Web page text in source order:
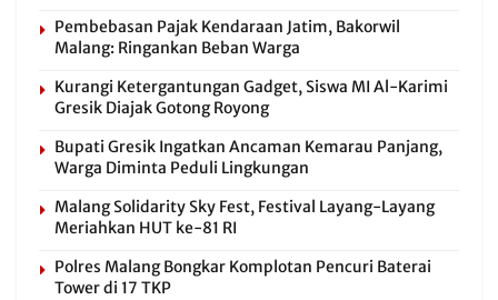
Pembebasan Pajak Kendaraan Jatim, Bakorwil
Malang: Ringankan Beban Warga
Kurangi Ketergantungan Gadget, Siswa MI Al-Karimi
Gresik Diajak Gotong Royong
Bupati Gresik Ingatkan Ancaman Kemarau Panjang,
Warga Diminta Peduli Lingkungan
Malang Solidarity Sky Fest, Festival Layang-Layang
Meriahkan HUT ke-81 RI
Polres Malang Bongkar Komplotan Pencuri Baterai
Tower di 17 TKP